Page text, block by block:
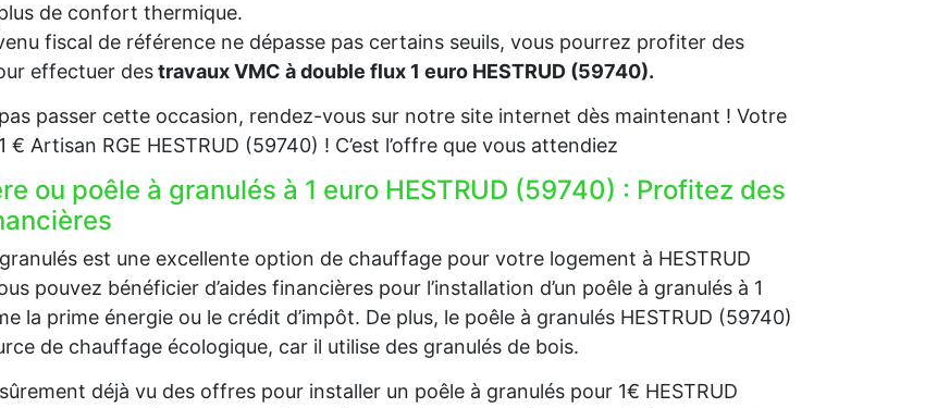
de confort thermique.
fiscal de référence ne dépasse pas certains seuils, vous pourrez profiter des
effectuer destravaux VMC à double flux 1 euro HESTRUD (59740).
passer cette occasion, rendez-vous sur notre site internet dès maintenant ! Votre
€ Artisan RGE HESTRUD (59740) ! C’est l’offre que vous attendiez
ou poêle à granulés à 1 euro HESTRUD (59740) : Profitez des
est une excellente option de chauffage pour votre logement à HESTRUD
pouvez bénéficier d’aides financières pour l’installation d’un poêle à granulés à 1
la prime énergie ou le crédit d’impôt. De plus, le poêle à granulés HESTRUD (59740)
de chauffage écologique, car il utilise des granulés de bois.
déjà vu des offres pour installer un poêle à granulés pour 1€ HESTRUD